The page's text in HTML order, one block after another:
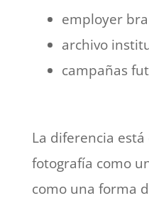
employer
archivo
campañas
La diferencia
fotografía como
como una forma